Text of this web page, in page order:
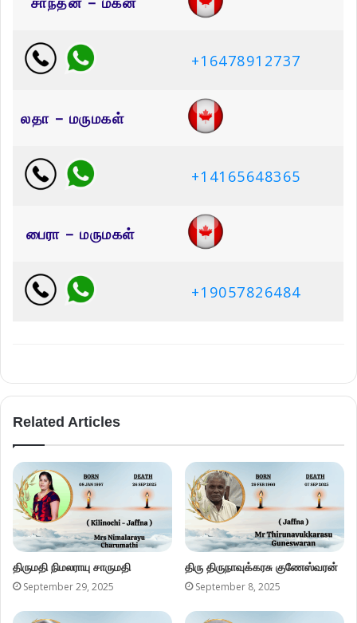
+16478912737
லதா – மருமகள்
+14165648365
பைரா – மருமகள்
+19057826484
Related Articles
திருமதி நிமலராயு சாருமதி
September 29, 2025
திரு திருநாவுக்கரசு குணேஸ்வரன்
September 8, 2025